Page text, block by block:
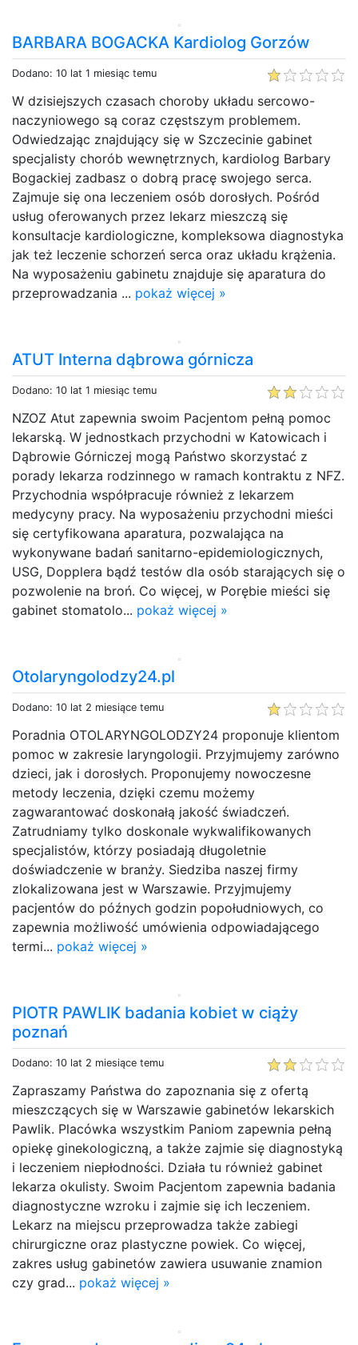
BARBARA BOGACKA Kardiolog Gorzów
Dodano: 10 lat 1 miesiąc temu
W dzisiejszych czasach choroby układu sercowo-
naczyniowego są coraz częstszym problemem.
Odwiedzając znajdujący się w Szczecinie gabinet
specjalisty chorób wewnętrznych, kardiolog Barbary
Bogackiej zadbasz o dobrą pracę swojego serca.
Zajmuje się ona leczeniem osób dorosłych. Pośród
usług oferowanych przez lekarz mieszczą się
konsultacje kardiologiczne, kompleksowa diagnostyka
jak też leczenie schorzeń serca oraz układu krążenia.
Na wyposażeniu gabinetu znajduje się aparatura do
przeprowadzania ... pokaż więcej »
ATUT Interna dąbrowa górnicza
Dodano: 10 lat 1 miesiąc temu
NZOZ Atut zapewnia swoim Pacjentom pełną pomoc
lekarską. W jednostkach przychodni w Katowicach i
Dąbrowie Górniczej mogą Państwo skorzystać z
porady lekarza rodzinnego w ramach kontraktu z NFZ.
Przychodnia współpracuje również z lekarzem
medycyny pracy. Na wyposażeniu przychodni mieści
się certyfikowana aparatura, pozwalająca na
wykonywane badań sanitarno-epidemiologicznych,
USG, Dopplera bądź testów dla osób starających się o
pozwolenie na broń. Co więcej, w Porębie mieści się
gabinet stomatolo... pokaż więcej »
Otolaryngolodzy24.pl
Dodano: 10 lat 2 miesiące temu
Poradnia OTOLARYNGOLODZY24 proponuje klientom
pomoc w zakresie laryngologii. Przyjmujemy zarówno
dzieci, jak i dorosłych. Proponujemy nowoczesne
metody leczenia, dzięki czemu możemy
zagwarantować doskonałą jakość świadczeń.
Zatrudniamy tylko doskonale wykwalifikowanych
specjalistów, którzy posiadają długoletnie
doświadczenie w branży. Siedziba naszej firmy
zlokalizowana jest w Warszawie. Przyjmujemy
pacjentów do późnych godzin popołudniowych, co
zapewnia możliwość umówienia odpowiadającego
termi... pokaż więcej »
PIOTR PAWLIK badania kobiet w ciąży
poznań
Dodano: 10 lat 2 miesiące temu
Zapraszamy Państwa do zapoznania się z ofertą
mieszczących się w Warszawie gabinetów lekarskich
Pawlik. Placówka wszystkim Paniom zapewnia pełną
opiekę ginekologiczną, a także zajmie się diagnostyką
i leczeniem niepłodności. Działa tu również gabinet
lekarza okulisty. Swoim Pacjentom zapewnia badania
diagnostyczne wzroku i zajmie się ich leczeniem.
Lekarz na miejscu przeprowadza także zabiegi
chirurgiczne oraz plastyczne powiek. Co więcej,
zakres usług gabinetów zawiera usuwanie znamion
czy grad... pokaż więcej »